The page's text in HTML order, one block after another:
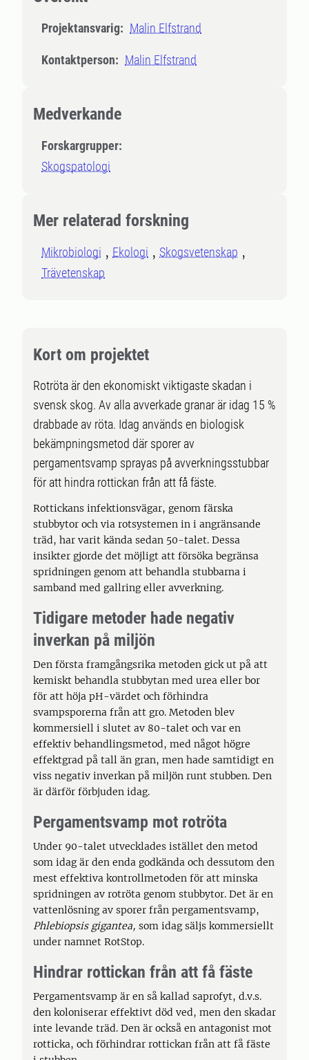
Projektansvarig: Malin Elfstrand
Kontaktperson: Malin Elfstrand
Medverkande
Forskargrupper:
Skogspatologi
Mer relaterad forskning
Mikrobiologi Ekologi
Skogsvetenskap
Trävetenskap
Kort om projektet
Rotröta är den ekonomiskt viktigaste skadan i
svensk skog. Av alla avverkade granar är idag 15 %
drabbade av röta. Idag används en biologisk
bekämpningsmetod där sporer av
pergamentsvamp sprayas på avverkningsstubbar
för att hindra rottickan från att få fäste.
Rottickans infektionsvägar, genom färska
stubbytor och via rotsystemen in i angränsande
träd, har varit kända sedan 50-talet. Dessa
insikter gjorde det möjligt att försöka begränsa
spridningen genom att behandla stubbarna i
samband med gallring eller avverkning.
Tidigare metoder hade negativ
inverkan på miljön
Den första framgångsrika metoden gick ut på att
kemiskt behandla stubbytan med urea eller bor
för att höja pH-värdet och förhindra
svampsporerna från att gro. Metoden blev
kommersiell i slutet av 80-talet och var en
effektiv behandlingsmetod, med något högre
effektgrad på tall än gran, men hade samtidigt en
viss negativ inverkan på miljön runt stubben. Den
är därför förbjuden idag.
Pergamentsvamp mot rotröta
Under 90-talet utvecklades istället den metod
som idag är den enda godkända och dessutom den
mest effektiva kontrollmetoden för att minska
spridningen av rotröta genom stubbytor. Det är en
vattenlösning av sporer från pergamentsvamp,
Phlebiopsis gigantea, som idag säljs kommersiellt
under namnet RotStop.
Hindrar rottickan från att få fäste
Pergamentsvamp är en så kallad saprofyt, d.v.s.
den koloniserar effektivt död ved, men den skadar
inte levande träd. Den är också en antagonist mot
rotticka, och förhindrar rottickan från att få fäste